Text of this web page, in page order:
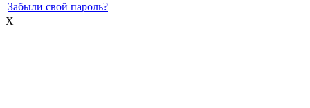
Забыли свой пароль?
X